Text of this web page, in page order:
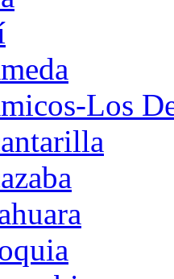
Los